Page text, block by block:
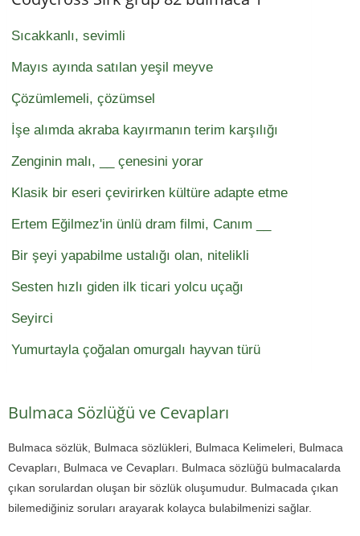
Sıcakkanlı, sevimli
Mayıs ayında satılan yeşil meyve
Çözümlemeli, çözümsel
İşe alımda akraba kayırmanın terim karşılığı
Zenginin malı, __ çenesini yorar
Klasik bir eseri çevirirken kültüre adapte etme
Ertem Eğilmez'in ünlü dram filmi, Canım __
Bir şeyi yapabilme ustalığı olan, nitelikli
Sesten hızlı giden ilk ticari yolcu uçağı
Seyirci
Yumurtayla çoğalan omurgalı hayvan türü
Bulmaca Sözlüğü ve Cevapları
Bulmaca sözlük, Bulmaca sözlükleri, Bulmaca Kelimeleri, Bulmaca
Cevapları, Bulmaca ve Cevapları. Bulmaca sözlüğü bulmacalarda
çıkan sorulardan oluşan bir sözlük oluşumudur. Bulmacada çıkan
bilemediğiniz soruları arayarak kolayca bulabilmenizi sağlar.